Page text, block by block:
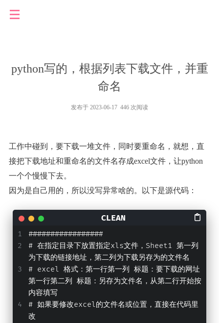
python写的，根据列表下载文件，并重
命名
发布于 2023-06-17 446 次阅读
工作中碰到，要下载一堆文件，同时要重命名，就想，直
接把下载地址和重命名的文件名存成excel文件，让python
一个个慢慢下去。
因为是自己用的，所以没写异常啥的。以下是源代码：
#################
# 在指定目录下放置指定xls文件，Sheet1 第一列
为下载的链接地址，第二列为下载另存为的文件名
# excel 格式：第一行第一列 标题：要下载的网址
第一行第二列 标题：另存为文件名，从第二行开始按
内容填写
# 如果要修改excel的文件名或位置，直接在代码里
改